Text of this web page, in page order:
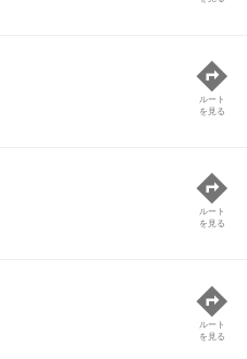
ルート
を見る
ルート
を見る
ルート
を見る